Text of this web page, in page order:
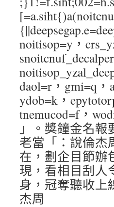
noitisop=y，
daol=r，gmi=q，
ydob=k，
tnemucod=f，
」。獎鐘金名
老當「：說倫杰
在，劃企目節辦
現，看相目刮人
身，冠奪聽收上
杰周